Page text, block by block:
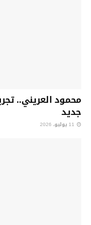
محمود العريني..
جديد